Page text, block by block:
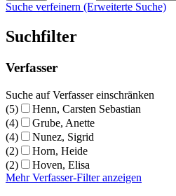
Suche verfeinern (Erweiterte Suche)
Suchfilter
Verfasser
Suche auf Verfasser einschränken
(5)
Henn, Carsten Sebastian
(4)
Grube, Anette
(4)
Nunez, Sigrid
(2)
Horn, Heide
(2)
Hoven, Elisa
Mehr Verfasser-Filter anzeigen